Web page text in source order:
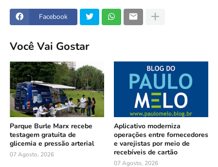
Facebook
Você Vai Gostar
Parque Burle Marx recebe
testagem gratuita de
glicemia e pressão arterial
07 Agosto, 2026
Aplicativo moderniza
operações entre fornecedores
e varejistas por meio de
recebíveis de cartão
07 Agosto, 2026